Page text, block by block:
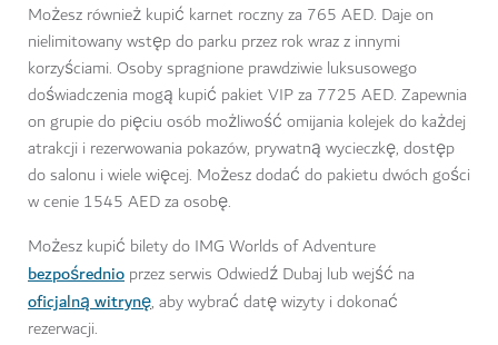
Możesz również kupić karnet roczny za 765 AED. Daje on
nielimitowany wstęp do parku przez rok wraz z innymi
korzyściami. Osoby spragnione prawdziwie luksusowego
doświadczenia mogą kupić pakiet VIP za 7725 AED. Zapewnia
on grupie do pięciu osób możliwość omijania kolejek do każdej
atrakcji i rezerwowania pokazów, prywatną wycieczkę, dostęp
do salonu i wiele więcej. Możesz dodać do pakietu dwóch gości
w cenie 1545 AED za osobę.
Możesz kupić bilety do IMG Worlds of Adventure
bezpośrednio przez serwis Odwiedź Dubaj lub wejść na
oficjalną witrynę, aby wybrać datę wizyty i dokonać
rezerwacji.